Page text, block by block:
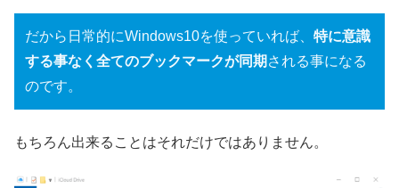
だから日常的にWindows10を使っていれば、 特に意識
する事なく全てのブックマークが同期 される事になる
のです。
もちろん出来ることはそれだけではありません。